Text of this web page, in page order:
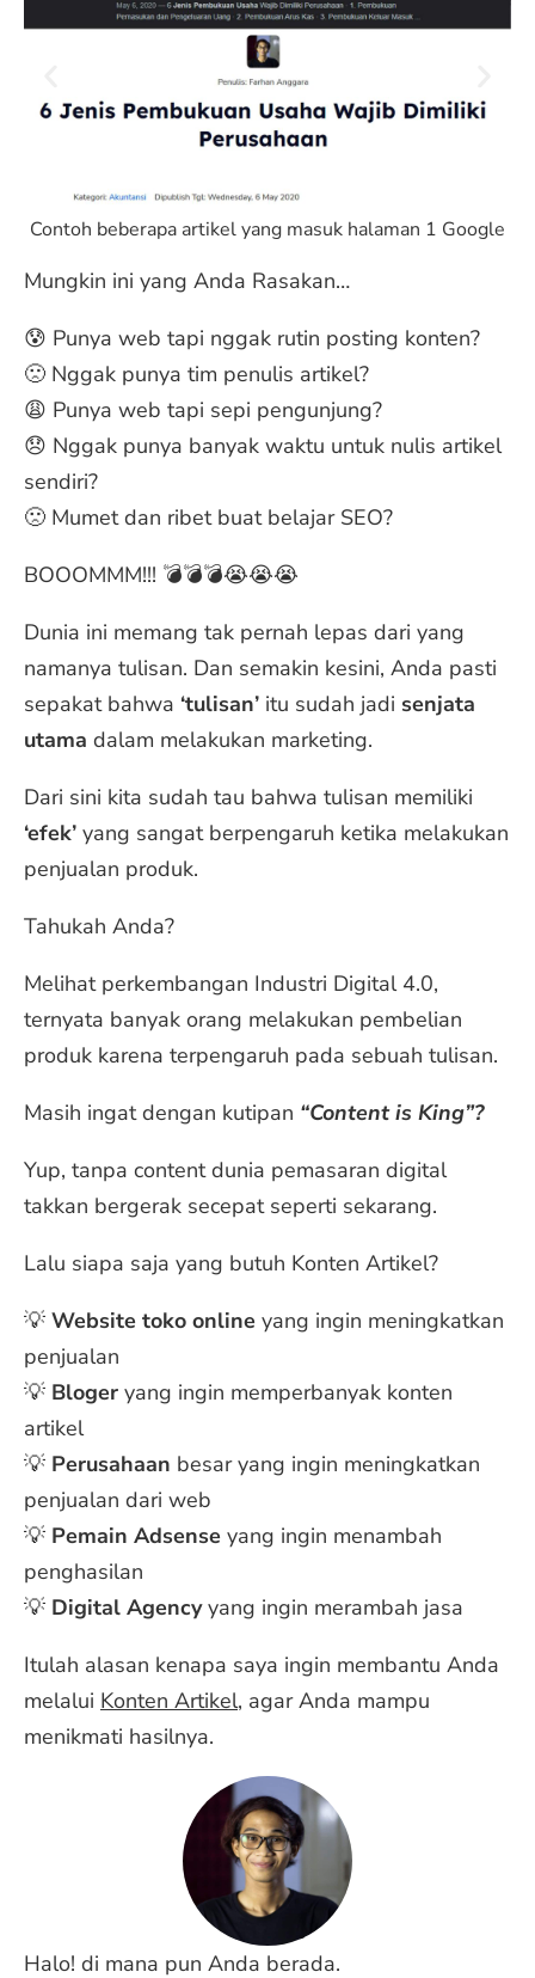
Contoh beberapa artikel yang masuk halaman 1 Google
Mungkin ini yang Anda Rasakan…
😰 Punya web tapi nggak rutin posting konten?
🙁 Nggak punya tim penulis artikel?
😩 Punya web tapi sepi pengunjung?
😞 Nggak punya banyak waktu untuk nulis artikel
sendiri?
🙁 Mumet dan ribet buat belajar SEO?
BOOOMMM!!! 💣💣💣😭😭😭
Dunia ini memang tak pernah lepas dari yang
namanya tulisan. Dan semakin kesini, Anda pasti
sepakat bahwa ‘tulisan’ itu sudah jadi senjata
utama dalam melakukan marketing.
Dari sini kita sudah tau bahwa tulisan memiliki
‘efek’ yang sangat berpengaruh ketika melakukan
penjualan produk.
Tahukah Anda?
Melihat perkembangan Industri Digital 4.0,
ternyata banyak orang melakukan pembelian
produk karena terpengaruh pada sebuah tulisan.
Masih ingat dengan kutipan “Content is King”?
Yup, tanpa content dunia pemasaran digital
takkan bergerak secepat seperti sekarang.
Lalu siapa saja yang butuh Konten Artikel?
💡 Website toko online yang ingin meningkatkan
penjualan
💡 Bloger yang ingin memperbanyak konten
artikel
💡 Perusahaan besar yang ingin meningkatkan
penjualan dari web
💡 Pemain Adsense yang ingin menambah
penghasilan
💡 Digital Agencyyang ingin merambah jasa
Itulah alasan kenapa saya ingin membantu Anda
melalui Konten Artikel, agar Anda mampu
menikmati hasilnya.
Halo! di mana pun Anda berada.